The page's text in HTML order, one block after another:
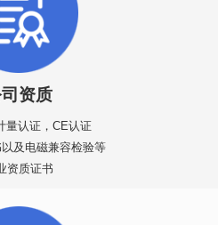
资质
量认证，CE认证
及电磁兼容检验等
资质证书